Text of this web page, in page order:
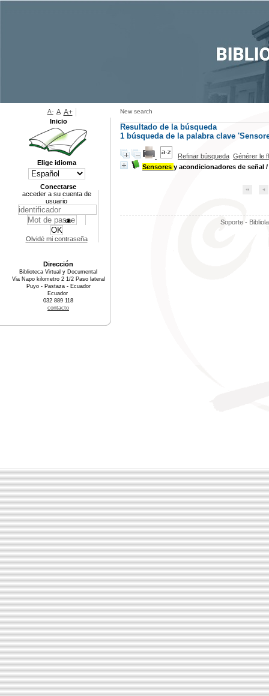
New search
Resultado de la búsqueda
1 búsqueda de la palabra clave
Refinar búsqueda Générer le
Sensores y acondicionadores de señal /
Soporte -
A- A A+
Inicio
Elige idioma
Conectarse
acceder a su cuenta de
usuario
Olvidé mi contraseña
Dirección
Biblioteca Virtual y Documental
Via Napo kilometro 2 1/2 Paso lateral
Puyo - Pastaza - Ecuador
Ecuador
032 889 118
contacto